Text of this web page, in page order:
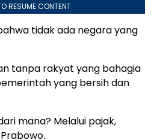
RESUME CONTENT
tidak ada negara yang
tanpa rakyat yang bahagia
yang bersih dan
mana? Melalui pajak,